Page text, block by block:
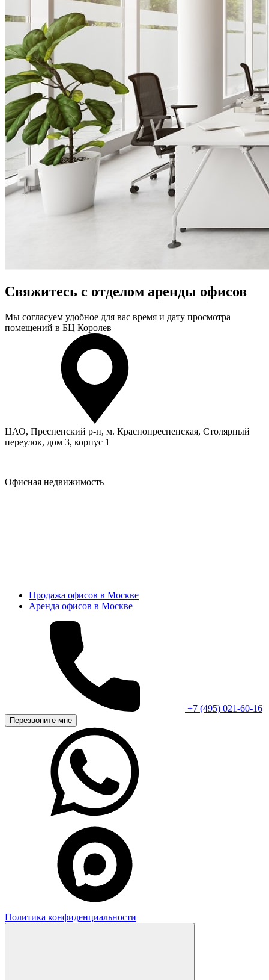
Свяжитесь с отделом аренды офисов
Мы согласуем удобное для вас время и дату просмотра
помещений в БЦ Королев
ЦАО, Пресненский р-н, м. Краснопресненская, Столярный
переулок, дом 3, корпус 1
Офисная недвижимость
Продажа офисов в Москве
Аренда офисов в Москве
+7 (495) 021-60-16
Перезвоните мне
Политика конфиденциальности